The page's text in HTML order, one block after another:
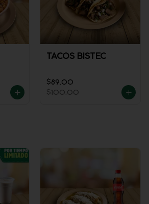
TACOS BISTEC
$89.00
$100.00